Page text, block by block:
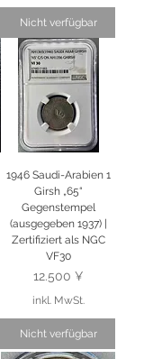
Nicht verfügbar
1946 Saudi-Arabien 1
Girsh „65“
Gegenstempel
(ausgegeben 1937) |
Zertifiziert als NGC
VF30
Preis
12.500 ¥
inkl. MwSt.
Nicht verfügbar